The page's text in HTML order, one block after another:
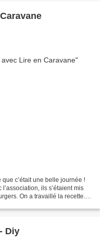
que c’était une belle journée !
ils s’étaient mis
On a travaillé la recette...
- Diy